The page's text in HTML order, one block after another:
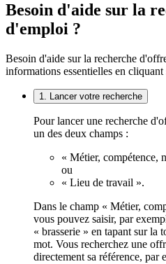
Besoin d'aide sur la
d'emploi ?
Besoin d'aide sur la recherche
informations essentielles en
1. Lancer votre recherche
Pour lancer une recherche
un des deux champs :
« Métier, compétence,
ou
« Lieu de travail ».
Dans le champ « Métier,
vous pouvez saisir, par
« brasserie » en tapant sur la
mot. Vous recherchez une
directement sa référence, par